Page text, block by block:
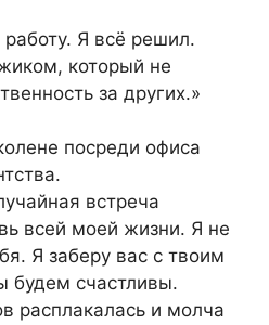
Я всё решил.
который не
за других.»
посреди офиса
встреча
всей моей жизни. Я не
Я заберу вас с твоим
будем счастливы.
расплакалась и молча